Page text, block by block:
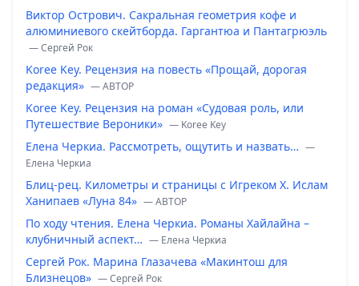
Виктор Острович. Сакральная геометрия кофе и
алюминиевого скейтборда. Гаргантюа и Пантагрюэль
— Сергей Рок
Koree Key. Рецензия на повесть «Прощай, дорогая
редакция» — ABTOP
Koree Key. Рецензия на роман «Судовая роль, или
Путешествие Вероники» — Koree Key
Елена Черкиа. Рассмотреть, ощутить и назвать… —
Елена Черкиа
Блиц-рец. Километры и страницы с Игреком Х. Ислам
Ханипаев «Луна 84» — ABTOP
По ходу чтения. Елена Черкиа. Романы Хайлайна –
клубничный аспект… — Елена Черкиа
Сергей Рок. Марина Глазачева «Макинтош для
Близнецов» — Сергей Рок